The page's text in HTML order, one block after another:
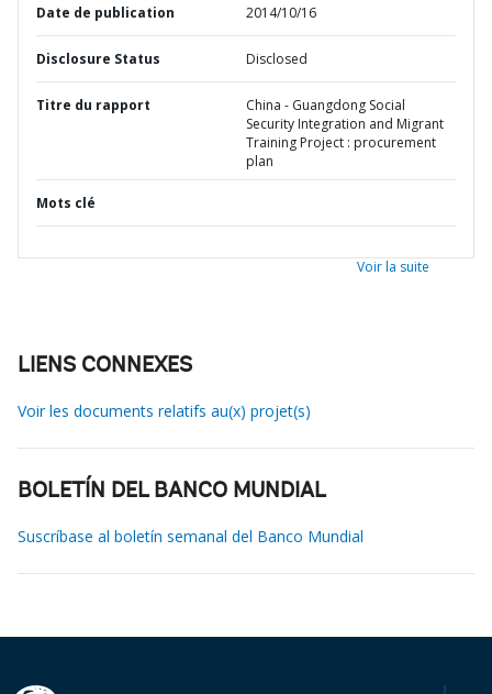
Date de publication 2014/10/16
Disclosure Status Disclosed
Titre du rapport
China - Guangdong Social
Security Integration and Migrant
Training Project : procurement
plan
Mots clé
Voir la suite
LIENS CONNEXES
Voir les documents relatifs au(x) projet(s)
BOLETÍN DEL BANCO MUNDIAL
Suscríbase al boletín semanal del Banco Mundial